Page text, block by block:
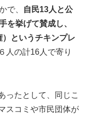
で、
自民13人と公
を挙げて賛成し、
というチキンプレ
人の計16人で寄り
ったとして、同じこ
スコミや市民団体が